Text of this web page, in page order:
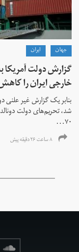
جهان ايران
خارجی ایران را
بنابر یک گزارش غیر علنی
۷۰...
۸ ساعت ۲۶ دقیقه پیش